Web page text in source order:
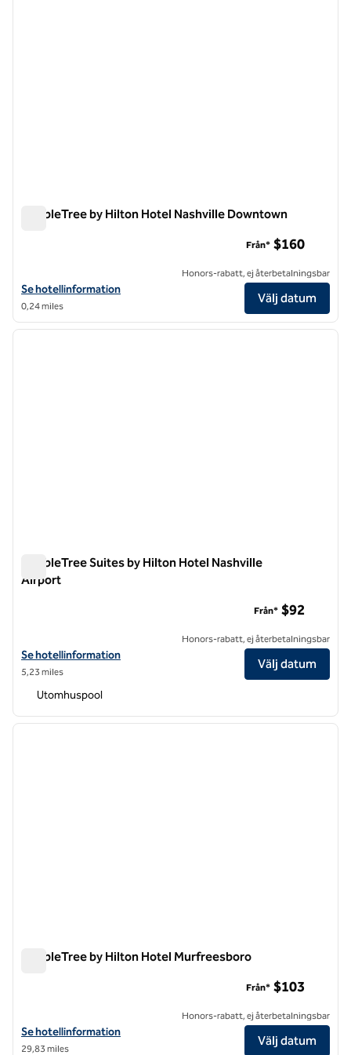
DoubleTree by Hilton Hotel Nashville Downtown
Visa hotelluppgifter för DoubleTree by Hilton Hotel Nashville
Se hotellinformation
0,24 miles
Från* $160
Honors-rabatt, ej återbetalningsbar
Välj datum
1/12
1 av 12
nästa
DoubleTree Suites by Hilton Hotel Nashville
Airport
Visa hotelluppgifter för DoubleTree Suites by Hilton Hotel Nashville
Se hotellinformation
5,23 miles
Från* $92
Honors-rabatt, ej återbetalningsbar
Välj datum
Utomhuspool
1 av 12
nästa
DoubleTree by Hilton Hotel Murfreesboro
Visa hotelluppgifter för DoubleTree by Hilton Hotel Murfreesboro
Se hotellinformation
29,83 miles
Från* $103
Honors-rabatt, ej återbetalningsbar
Välj datum